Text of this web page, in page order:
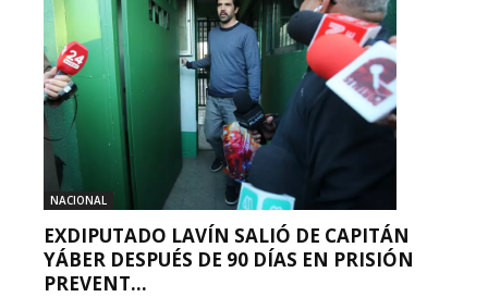
NACIONAL
EXDIPUTADO LAVÍN SALIÓ DE CAPITÁN
YÁBER DESPUÉS DE 90 DÍAS EN PRISIÓN
PREVENT...